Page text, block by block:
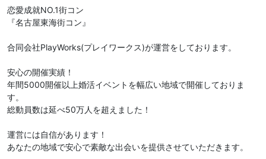
恋愛成就NO.1街コン
『名古屋東海街コン』
合同会社PlayWorks(プレイワークス)が運営をしております。
安心の開催実績！
年間5000開催以上婚活イベントを幅広い地域で開催しておりま
す。
総動員数は延べ50万人を超えました！
運営には自信があります！
あなたの地域で安心で素敵な出会いを提供させていただきます。